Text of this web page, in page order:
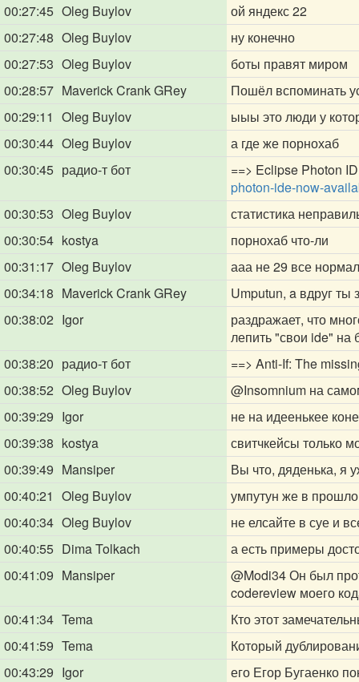
00:27:45 Oleg Buylov
ой яндекс 22
00:27:48 Oleg Buylov
ну конечно
00:27:53 Oleg Buylov
боты правят миром
00:28:57 Maverick Crank GRey
Пошёл вспоминать
00:29:11 Oleg Buylov
ыыы это люди у
00:30:44 Oleg Buylov
а где же порнохаб
00:30:45 радио-т бот
==> Eclipse Photon
photon-ide-now-
00:30:53 Oleg Buylov
статистика
00:30:54 kostya
порнохаб что-ли
00:31:17 Oleg Buylov
ааа не 29 все
00:34:18 Maverick Crank GRey
Umputun, a вдруг ты
00:38:02 Igor
раздражает, что
лепить "свои ide" на
00:38:20 радио-т бот
==> Anti-If: The
00:38:52 Oleg Buylov @Insomnium на
00:39:29 Igor
не на идеенькее
00:39:38 kostya
свитчкейсы только
00:39:49 Mansiper
Вы что, дяденька, я
00:40:21 Oleg Buylov
умпутун же в
00:40:34 Oleg Buylov
не елсайте в суе и
00:40:55 Dima Tolkach
а есть примеры
00:41:09 Mansiper @Modi34Он был
codereview моего
00:41:34 Tema
Кто этот
00:41:59 Tema
Который
00:43:29 Igor
его Егор Бугаенко